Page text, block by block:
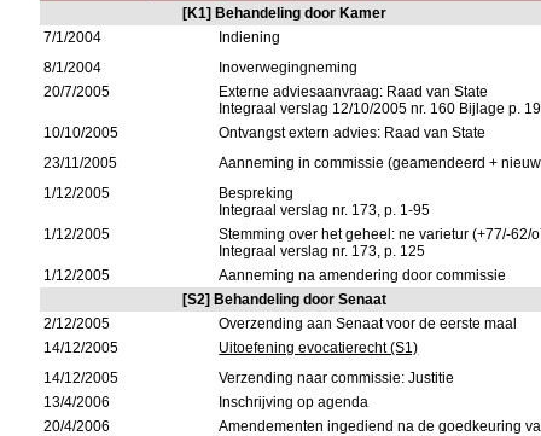
[K1] Behandeling door Kamer
7/1/2004
Indiening
8/1/2004
Inoverwegingneming
20/7/2005
Externe adviesaanvraag: Raad van State
Integraal verslag 12/10/2005 nr. 160 Bijlage p. 19
10/10/2005
Ontvangst extern advies: Raad van State
23/11/2005
Aanneming in commissie (geamendeerd +
1/12/2005
Bespreking
Integraal verslag nr. 173, p. 1-95
1/12/2005
Stemming over het geheel: ne varietur (+77/-62/
Integraal verslag nr. 173, p. 125
1/12/2005
Aanneming na amendering door commissie
[S2] Behandeling door Senaat
2/12/2005
Overzending aan Senaat voor de eerste maal
14/12/2005
Uitoefening evocatierecht (S1)
14/12/2005
Verzending naar commissie: Justitie
13/4/2006
Inschrijving op agenda
20/4/2006
Amendementen ingediend na de goedkeuring